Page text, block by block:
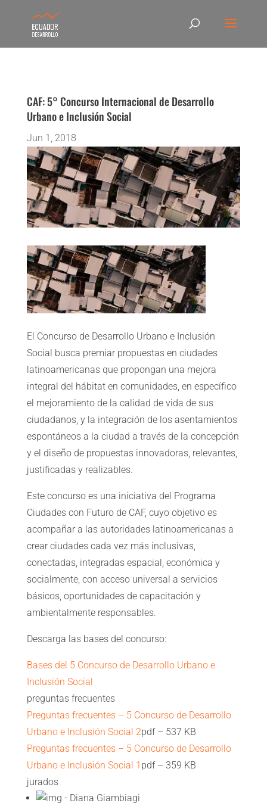
CAF: 5° Concurso Internacional de Desarrollo
Urbano e Inclusión Social
Jun 1, 2018
El Concurso de Desarrollo Urbano e Inclusión
Social busca premiar propuestas en ciudades
latinoamericanas que propongan una mejora
integral del hábitat en comunidades, en específico
el mejoramiento de la calidad de vida de sus
ciudadanos, y la integración de los asentamientos
espontáneos a la ciudad a través de la concepción
y el diseño de propuestas innovadoras, relevantes,
justificadas y realizables.
Este concurso es una iniciativa del Programa
Ciudades con Futuro de CAF, cuyo objetivo es
acompañar a las autoridades latinoamericanas a
crear ciudades cada vez más inclusivas,
conectadas, integradas espacial, económica y
socialmente, con acceso universal a servicios
básicos, oportunidades de capacitación y
ambientalmente responsables.
Descarga las bases del concurso:
Bases del 5 Concurso de Desarrollo Urbano e
Inclusión Social
preguntas frecuentes
Preguntas frecuentes – 5 Concurso de Desarrollo
Urbano e Inclusión Social 2pdf – 537 KB
Preguntas frecuentes – 5 Concurso de Desarrollo
Urbano e Inclusión Social 1 pdf – 359 KB
jurados